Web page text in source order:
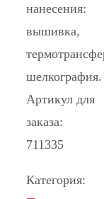
нанесения:
вышивка,
шелкография.
Артикул для
заказа:
711335
Категория: